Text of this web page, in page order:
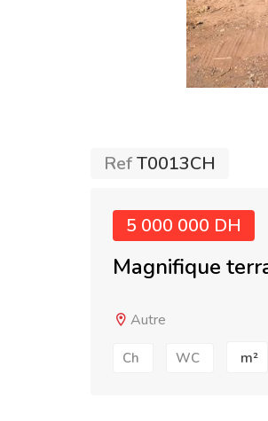
RefT0013CH
5 000 000 DH
Magnifique
Autre
Ch WC m²